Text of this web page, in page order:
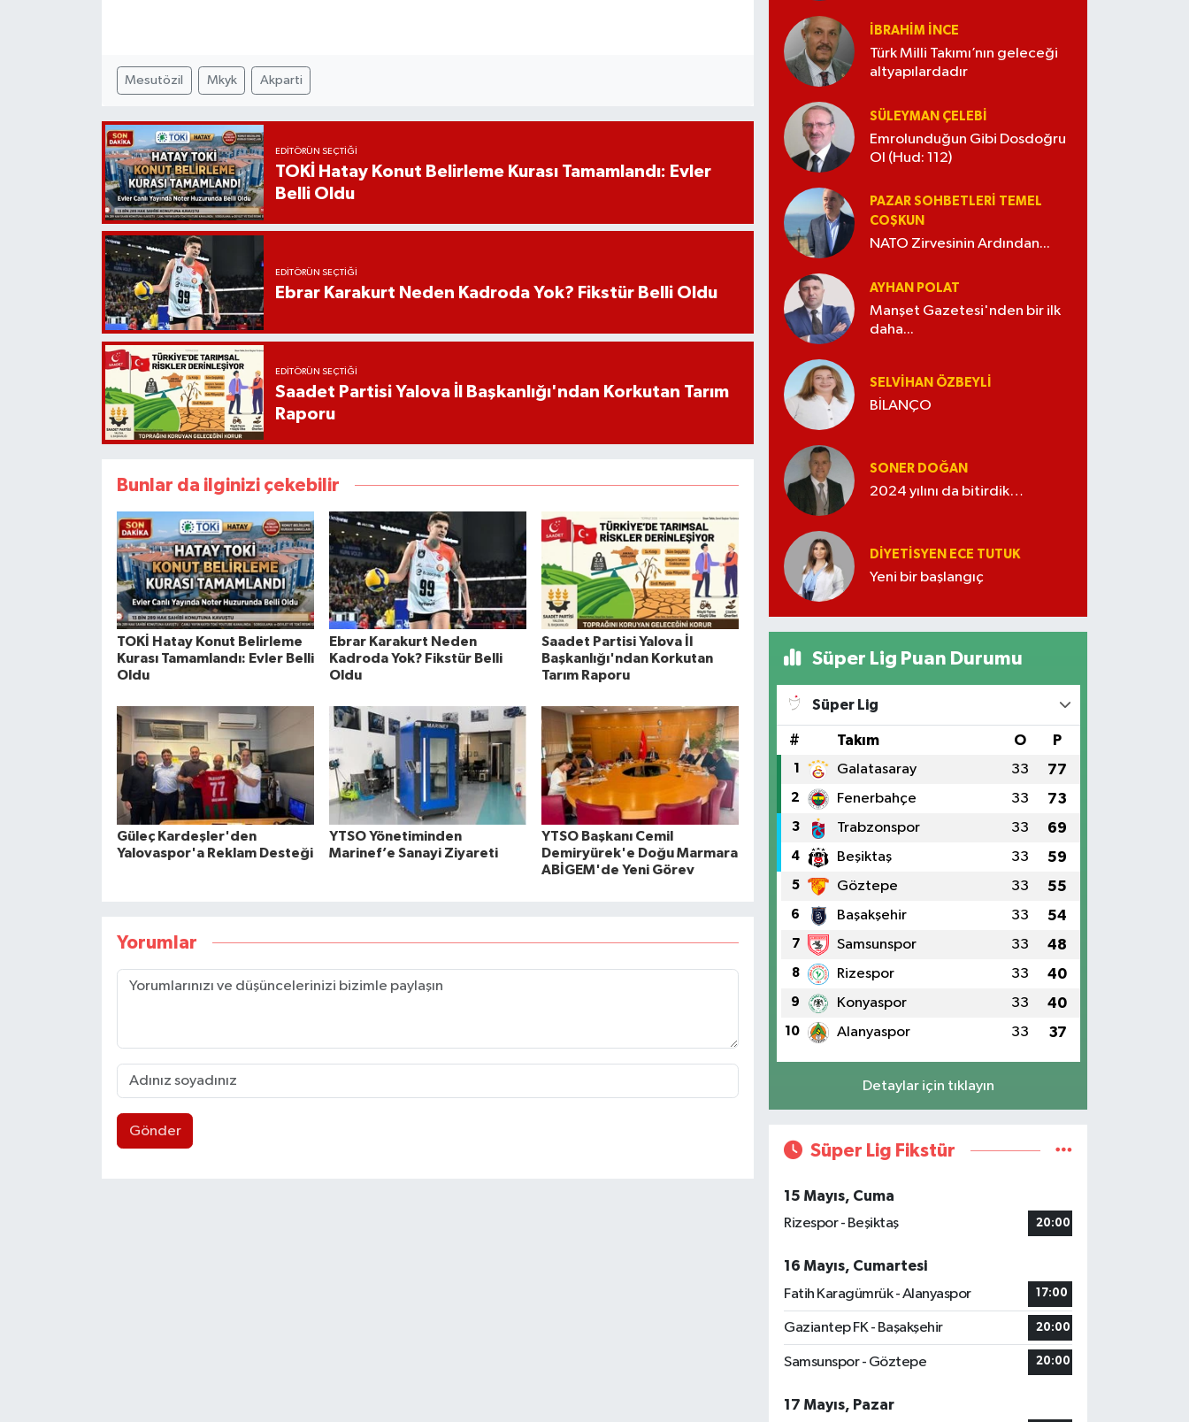
Mesutözil Mkyk Akparti
EDITÖRÜN SEÇTIĞI
TOKİ Hatay Konut Belirleme Kurası Tamamlandı: Evler
Belli Oldu
EDITÖRÜN SEÇTIĞI
Ebrar Karakurt Neden Kadroda Yok? Fikstür Belli Oldu
EDITÖRÜN SEÇTIĞI
Saadet Partisi Yalova İl Başkanlığı'ndan Korkutan Tarım
Raporu
Bunlar da ilginizi çekebilir
TOKİ Hatay Konut Belirleme
Kurası Tamamlandı: Evler Belli
Oldu
Ebrar Karakurt Neden
Kadroda Yok? Fikstür Belli
Oldu
Saadet Partisi Yalova İl
Başkanlığı'ndan Korkutan
Tarım Raporu
Güleç Kardeşler'den
Yalovaspor'a Reklam Desteği
YTSO Yönetiminden
Marinef’e Sanayi Ziyareti
YTSO Başkanı Cemil
Demiryürek'e Doğu Marmara
ABİGEM'de Yeni Görev
Yorumlar
Gönder
İBRAHIM İNCE
Türk Milli Takımı’nın geleceği
altyapılardadır
SÜLEYMAN ÇELEBI
Emrolunduğun Gibi Dosdoğru
Ol (Hud: 112)
PAZAR SOHBETLERI TEMEL
COŞKUN
NATO Zirvesinin Ardından...
AYHAN POLAT
Manşet Gazetesi'nden bir ilk
daha...
SELVIHAN ÖZBEYLI
BİLANÇO
SONER DOĞAN
2024 yılını da bitirdik…
DIYETISYEN ECE TUTUK
Yeni bir başlangıç
Süper Lig Puan Durumu
Süper Lig
# Takım O P
1 Galatasaray 33 77
2 Fenerbahçe 33 73
3 Trabzonspor 33 69
4 Beşiktaş 33 59
5 Göztepe 33 55
6 Başakşehir 33 54
7 Samsunspor 33 48
8 Rizespor 33 40
9 Konyaspor 33 40
10 Alanyaspor 33 37
Detaylar için tıklayın
Süper Lig Fikstür
15 Mayıs, Cuma
Rizespor - Beşiktaş
20:00
16 Mayıs, Cumartesi
Fatih Karagümrük - Alanyaspor
17:00
Gaziantep FK - Başakşehir 20:00
Samsunspor - Göztepe 20:00
17 Mayıs, Pazar